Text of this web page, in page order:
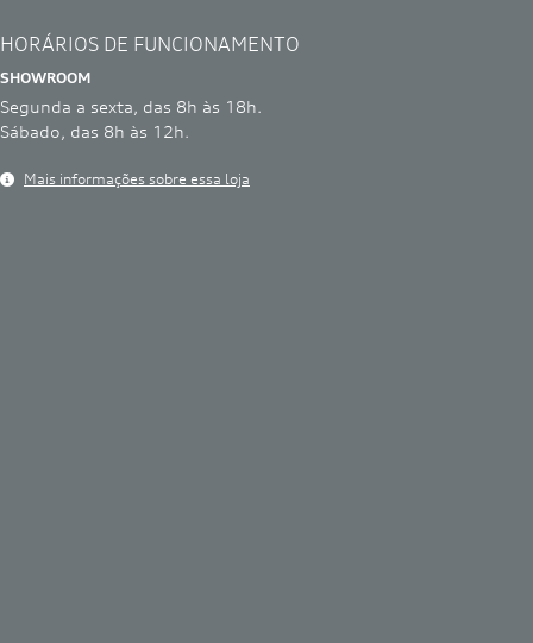
HORÁRIOS DE FUNCIONAMENTO
SHOWROOM
Segunda a sexta, das 8h às 18h.
Sábado, das 8h às 12h.
Mais informações sobre essa loja